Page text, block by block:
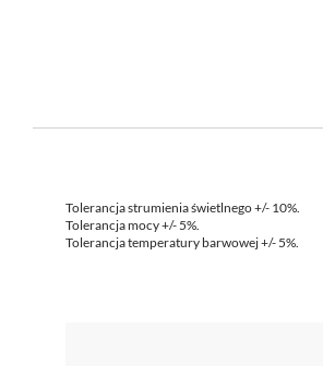
Tolerancja strumienia świetlnego +/- 10%.
Tolerancja mocy +/- 5%.
Tolerancja temperatury barwowej +/- 5%.